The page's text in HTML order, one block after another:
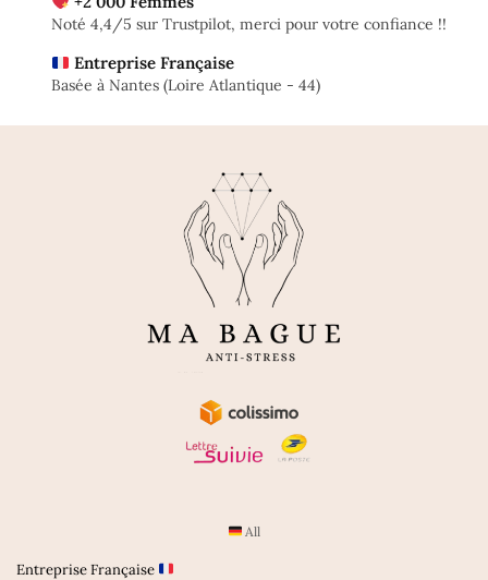
Noté 4,4/5 sur Trustpilot, merci pour votre confiance !!
Entreprise Française
Basée à Nantes (Loire Atlantique - 44)
All
Entreprise Française